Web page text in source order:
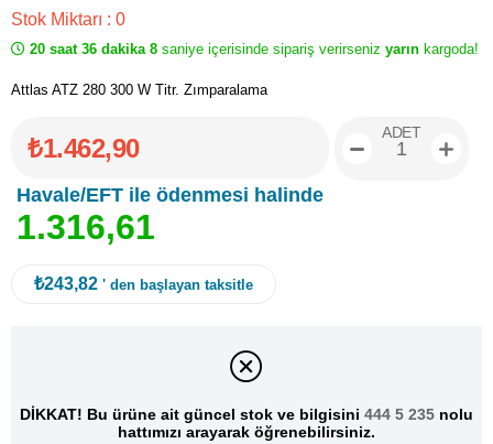
Stok Miktarı : 0
20 saat 36 dakika 8 saniye içerisinde sipariş verirseniz yarın kargoda!
Attlas ATZ 280 300 W Titr. Zımparalama
₺1.462,90
Havale/EFT ile ödenmesi halinde
1.316,61
ADET
₺243,82 ' den başlayan taksitle
DİKKAT! Bu ürüne ait güncel stok ve bilgisini 444 5 235 nolu
hattımızı arayarak öğrenebilirsiniz.